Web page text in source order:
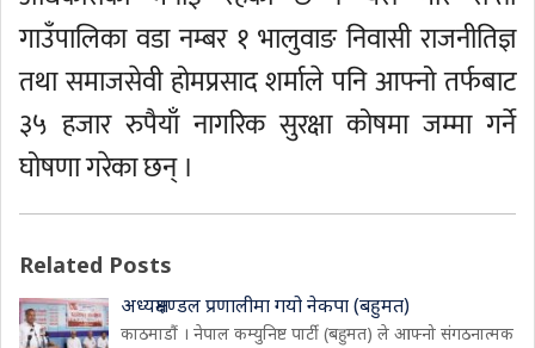
गाउँपालिका वडा नम्बर १ भालुवाङ निवासी राजनीतिज्ञ
तथा समाजसेवी होमप्रसाद शर्माले पनि आफ्नो तर्फबाट
३५ हजार रुपैयाँ नागरिक सुरक्षा कोषमा जम्मा गर्ने
घोषणा गरेका छन् ।
Related Posts
अध्यक्षमण्डल प्रणालीमा गयो नेकपा (बहुमत)
काठमाडौं । नेपाल कम्युनिष्ट पार्टी (बहुमत) ले आफ्नो संगठनात्मक